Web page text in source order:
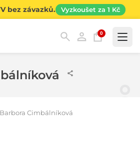
bez závazků. Vyzkoušet za 1 Kč
0
Barbora Cimbálníková